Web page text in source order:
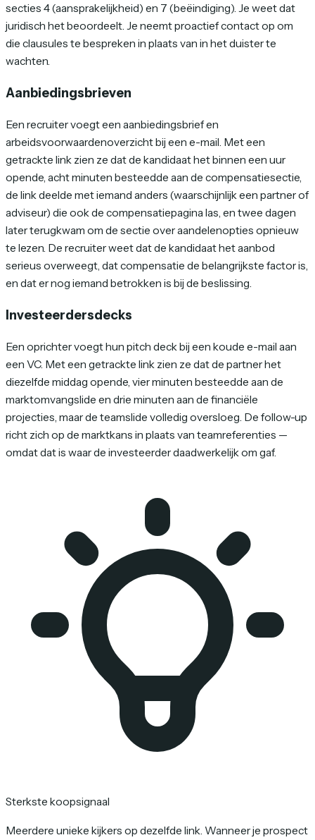
secties 4 (aansprakelijkheid) en 7 (beëindiging). Je weet dat
juridisch het beoordeelt. Je neemt proactief contact op om
die clausules te bespreken in plaats van in het duister te
wachten.
Aanbiedingsbrieven
Een recruiter voegt een aanbiedingsbrief en
arbeidsvoorwaardenoverzicht bij een e-mail. Met een
getrackte link zien ze dat de kandidaat het binnen een uur
opende, acht minuten besteedde aan de compensatiesectie,
de link deelde met iemand anders (waarschijnlijk een partner of
adviseur) die ook de compensatiepagina las, en twee dagen
later terugkwam om de sectie over aandelenopties opnieuw
te lezen. De recruiter weet dat de kandidaat het aanbod
serieus overweegt, dat compensatie de belangrijkste factor is,
en dat er nog iemand betrokken is bij de beslissing.
Investeerdersdecks
Een oprichter voegt hun pitch deck bij een koude e-mail aan
een VC. Met een getrackte link zien ze dat de partner het
diezelfde middag opende, vier minuten besteedde aan de
marktomvangslide en drie minuten aan de financiële
projecties, maar de teamslide volledig oversloeg. De follow-up
richt zich op de marktkans in plaats van teamreferenties —
omdat dat is waar de investeerder daadwerkelijk om gaf.
Sterkste koopsignaal
Meerdere unieke kijkers op dezelfde link. Wanneer je prospect